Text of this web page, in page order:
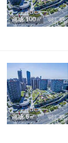
商场·100㎡
商场·6㎡